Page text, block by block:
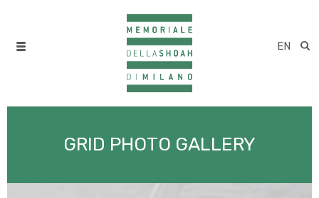
EN
GRID PHOTO GALLERY